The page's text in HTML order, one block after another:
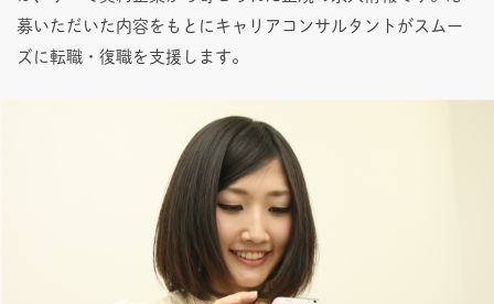
募いただいた内容をもとにキャリアコンサルタントがスムー
ズに転職・復職を支援します。